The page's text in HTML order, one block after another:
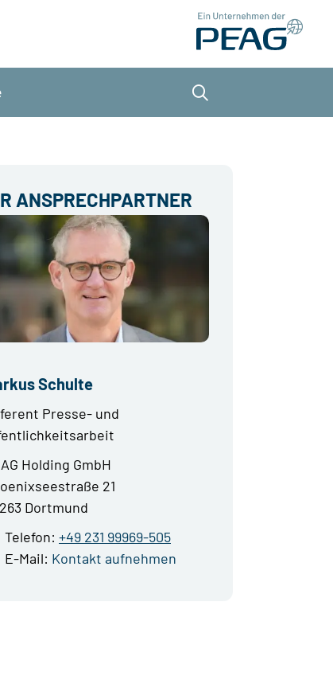
ANSPRECHPARTNER
Schulte
Presse- und
Holding GmbH
21
Dortmund
Telefon: +49 231 99969-505
E-Mail: Kontakt aufnehmen